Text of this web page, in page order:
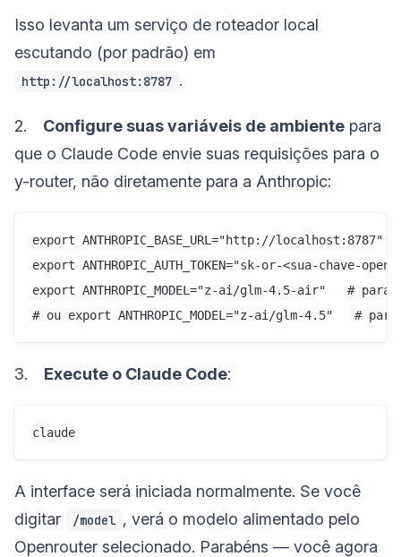
Isso levanta um serviço de roteador local
escutando (por padrão) em
http://localhost:8787 .
2. Configure suas variáveis de ambiente para
que o Claude Code envie suas requisições para o
y-router, não diretamente para a Anthropic:
export ANTHROPIC_BASE_URL="http://localhost:8787"
export ANTHROPIC_AUTH_TOKEN="sk-or-<sua-chave-
export ANTHROPIC_MODEL="z-ai/glm-4.5-air"   #
3. Execute o Claude Code:
A interface será iniciada normalmente. Se você
digitar
/model , verá o modelo alimentado pelo
Openrouter selecionado. Parabéns — você agora